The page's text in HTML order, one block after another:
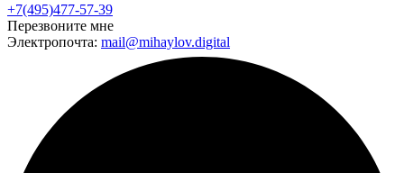
+7(495)477-57-39
Перезвоните мне
Электропочта: mail@mihaylov.digital